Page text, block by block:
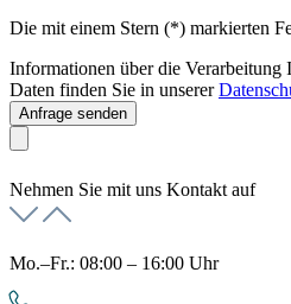
Die mit einem Stern (*) markierten
Informationen über die Verarbeitung
Daten finden Sie in unserer
Anfrage senden
Nehmen Sie mit uns Kontakt auf
Mo.–Fr.: 08:00 – 16:00 Uhr